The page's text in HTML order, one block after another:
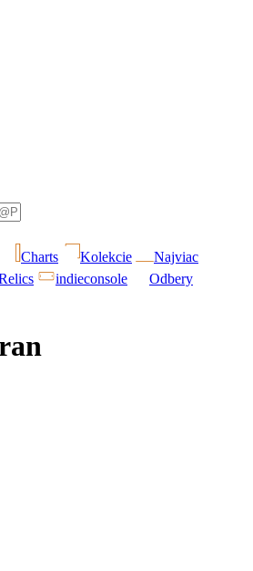
Charts Kolekcie
Najviac
indieconsole Odbery